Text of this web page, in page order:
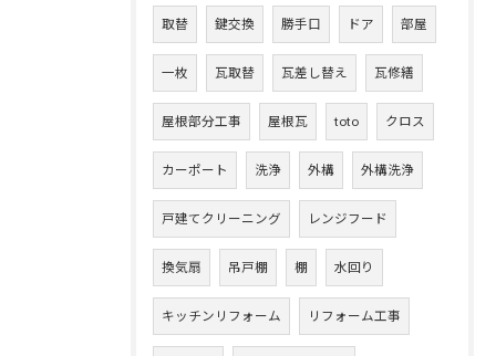
取替 鍵交換 勝手口 ドア 部屋
一枚 瓦取替 瓦差し替え 瓦修繕
屋根部分工事 屋根瓦 toto クロス
カーポート 洗浄 外構 外構洗浄
戸建てクリーニング レンジフード
換気扇 吊戸棚 棚 水回り
キッチンリフォーム リフォーム工事